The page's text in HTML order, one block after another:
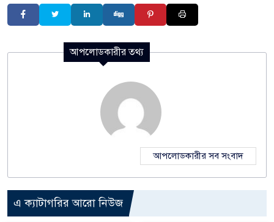
আপলোডকারীর তথ্য
আপলোডকারীর সব সংবাদ
এ ক্যাটাগরির আরো নিউজ